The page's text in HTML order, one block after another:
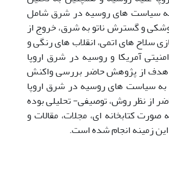
سیاست های روسیه در شرق شامل
و گسترش ناتو به شرق، خروج از
سلاح های اتمی، انقلاب های رنگی و
آمریکا و روسیه در شرق اروپا
از پژوهش حاضر بررسی واکنش
به سیاست های روسیه در شرق اروپا
از نظر روش، توصیفی- تحلیلی بوده
صورت کتابخانه ای، مجلات، مقالات و
زمینه انجام شده است.